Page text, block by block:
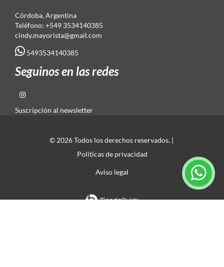
Córdoba, Argentina
Teléfono: +549 3534140385
cindy.mayorista@gmail.com
5493534140385
Seguinos en las redes
Suscripción al newsletter
© 2026 Todos los derechos reservados. |
Politicas de privacidad
Aviso legal